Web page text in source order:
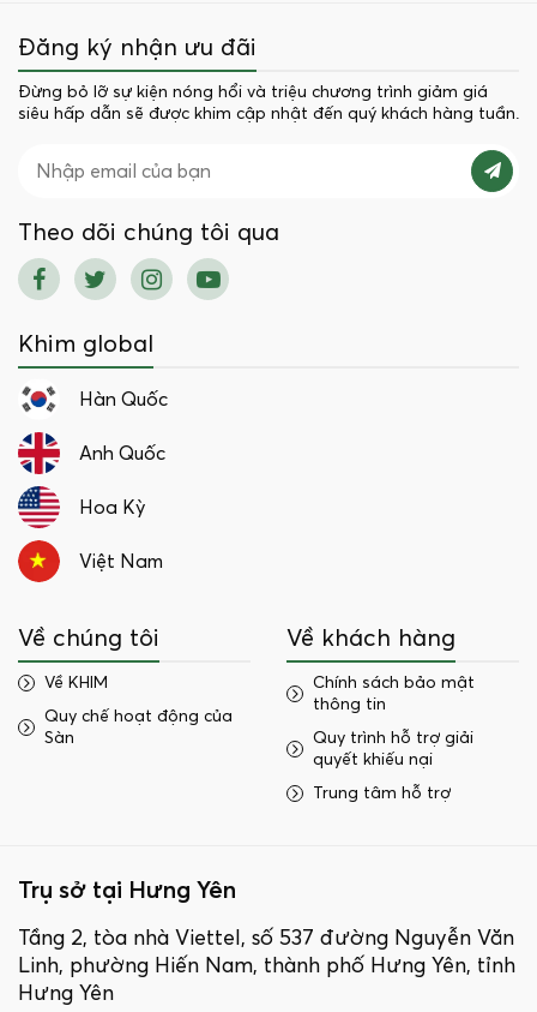
Đăng ký nhận ưu đãi
Đừng bỏ lỡ sự kiện nóng hổi và triệu chương trình giảm giá
siêu hấp dẫn sẽ được khim cập nhật đến quý khách hàng tuần.
Theo dõi chúng tôi qua
Khim global
Hàn Quốc
Anh Quốc
Hoa Kỳ
Việt Nam
Về chúng tôi
Về KHIM
Quy chế hoạt động của
Sàn
Về khách hàng
Chính sách bảo mật
thông tin
Quy trình hỗ trợ giải
quyết khiếu nại
Trung tâm hỗ trợ
Trụ sở tại Hưng Yên
Tầng 2, tòa nhà Viettel, số 537 đường Nguyễn Văn
Linh, phường Hiến Nam, thành phố Hưng Yên, tỉnh
Hưng Yên